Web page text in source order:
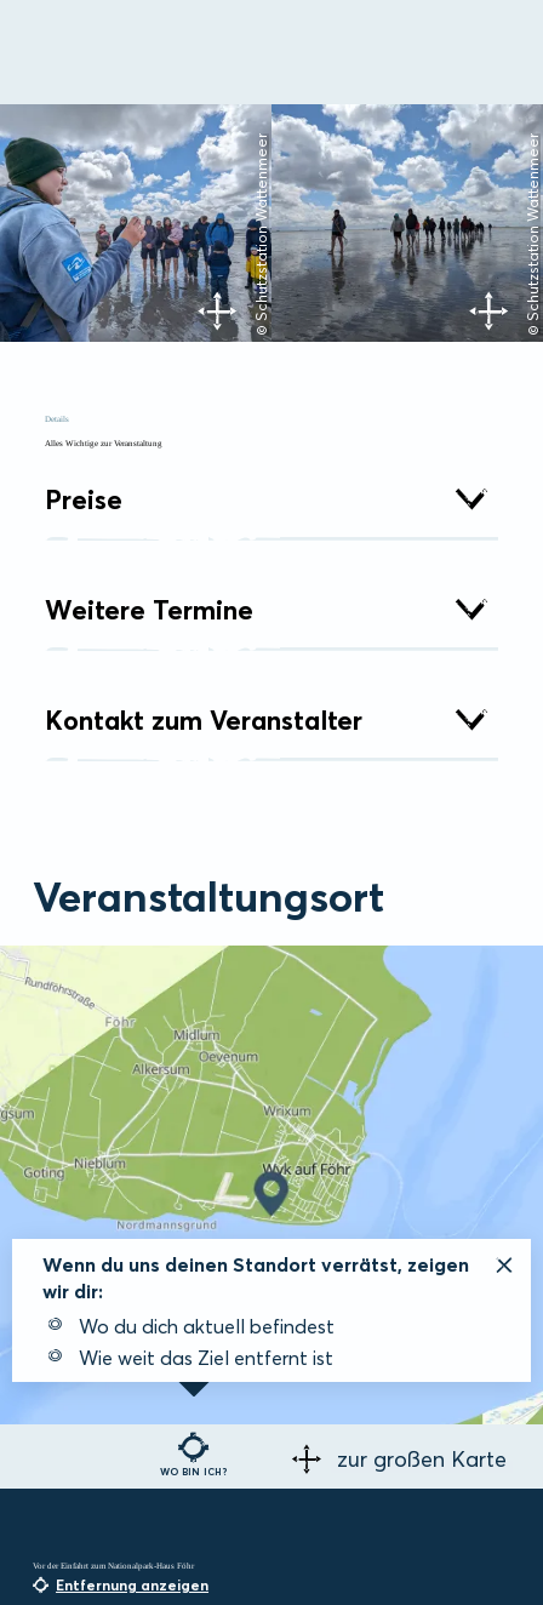
© Schutzstation Wattenmeer © Schutzstation Wattenmeer
Details
Alles Wichtige zur Veranstaltung
Preise
Weitere Termine
Kontakt zum Veranstalter
Veranstaltungsort
WO BIN ICH?
Wenn du uns deinen Standort verrätst, zeigen
wir dir:
Wo du dich aktuell befindest
Wie weit das Ziel entfernt ist
zur großen Karte
Vor der Einfahrt zum Nationalpark-Haus Föhr
Entfernung anzeigen